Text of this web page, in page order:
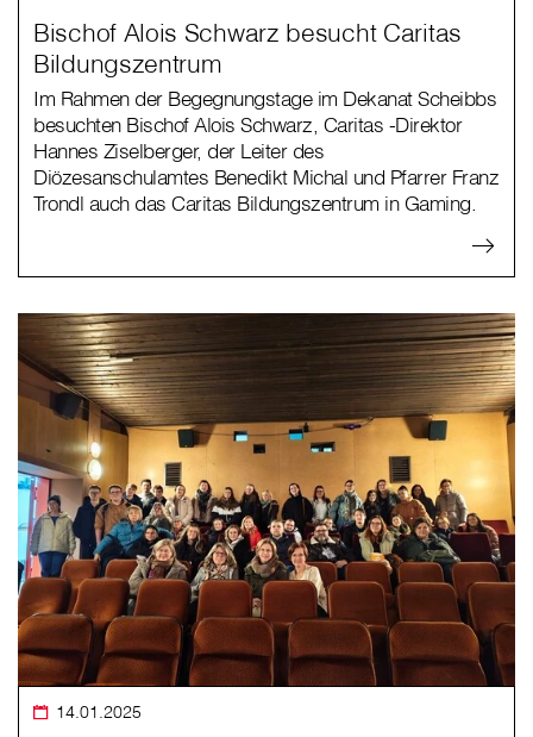
Bischof Alois Schwarz besucht Caritas
Bildungszentrum
Im Rahmen der Begegnungstage im Dekanat Scheibbs
besuchten Bischof Alois Schwarz, Caritas -Direktor
Hannes Ziselberger, der Leiter des
Diözesanschulamtes Benedikt Michal und Pfarrer Franz
Trondl auch das Caritas Bildungszentrum in Gaming.
14.01.2025